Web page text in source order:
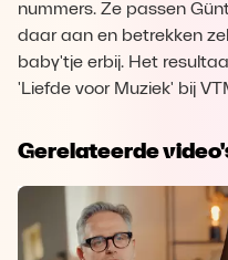
nummers. Ze passen
daar aan en betrekken
baby'tje erbij. Het
'Liefde voor Muziek' bij
Gerelateerde